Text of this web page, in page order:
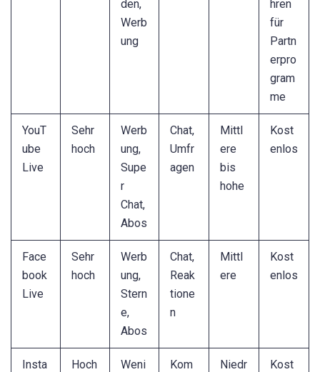
den,
Werb
ung
hren
für
Partn
erpro
gram
me
YouT
ube
Live
Sehr
hoch
Werb
ung,
Supe
r
Chat,
Abos
Chat,
Umfr
agen
Mittl
ere
bis
hohe
Kost
enlos
Face
book
Live
Sehr
hoch
Werb
ung,
Stern
e,
Abos
Chat,
Reak
tione
n
Mittl
ere
Kost
enlos
Insta
Hoch
Weni
Kom
Niedr
Kost